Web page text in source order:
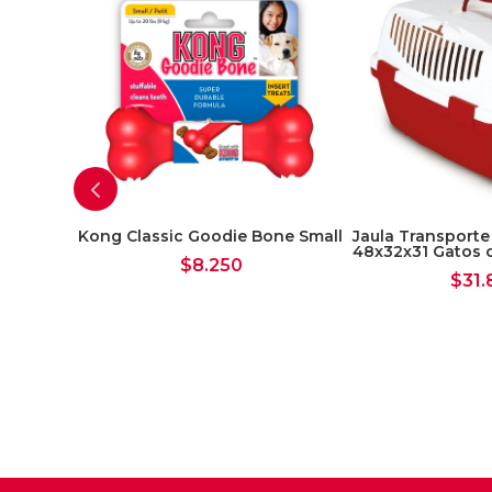
Kong Classic Goodie Bone Small
$8.250
Jaula Transporte
48x32x31 Gatos
$